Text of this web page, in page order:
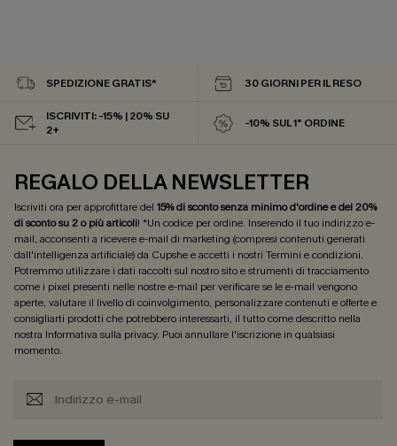
SPEDIZIONE GRATIS* 30 GIORNI PER IL RESO
ISCRIVITI: -15% | 20% SU
2+
-10% SUL 1° ORDINE
REGALO DELLA NEWSLETTER
Iscriviti ora per approfittare del 15% di sconto senza minimo d'ordine e del 20%
di sconto su 2 o più articoli! *Un codice per ordine. Inserendo il tuo indirizzo e-
mail, acconsenti a ricevere e-mail di marketing (compresi contenuti generati
dall'intelligenza artificiale) da Cupshe e accetti i nostri Termini e condizioni.
Potremmo utilizzare i dati raccolti sul nostro sito e strumenti di tracciamento
come i pixel presenti nelle nostre e-mail per verificare se le e-mail vengono
aperte, valutare il livello di coinvolgimento, personalizzare contenuti e offerte e
consigliarti prodotti che potrebbero interessarti, il tutto come descritto nella
nostra Informativa sulla privacy. Puoi annullare l'iscrizione in qualsiasi
momento.